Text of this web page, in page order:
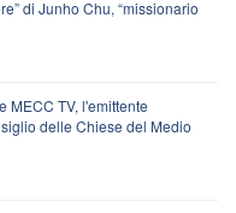
di Junho Chu, “missionario
MECC TV, l'emittente
delle Chiese del Medio